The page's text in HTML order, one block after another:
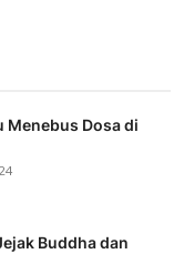
Menebus Dosa di
Buddha dan